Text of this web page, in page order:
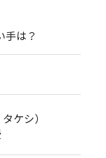
手は？
ケシ）